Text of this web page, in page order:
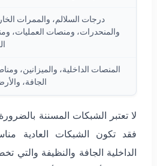
درجات السلالم، والممرات
والمنحدرات، ومنصات العمليات،
المنصات الداخلية، والميزانين،
الجافة،
لا تعتبر الشبكات المسننة
فقد تكون الشبكات العادية
الداخلية الجافة والنظيفة والتي